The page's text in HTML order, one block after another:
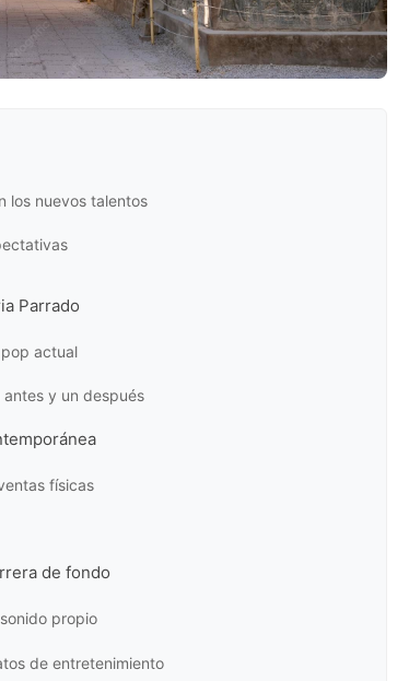
los nuevos talentos
Parrado
actual
y un después
físicas
de fondo
propio
de entretenimiento